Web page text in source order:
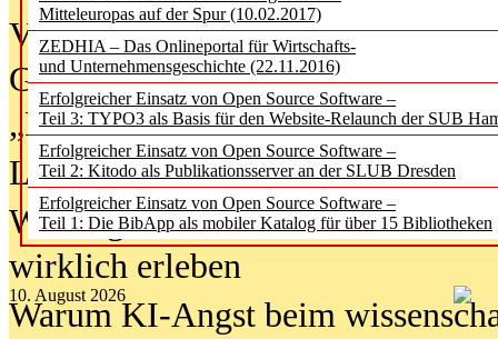
Mitteleuropas auf der Spur (10.02.2017)
ZEDHIA – Das Onlineportal für Wirtschafts-
und Unternehmensgeschichte (22.11.2016)
Erfolgreicher Einsatz von Open Source Software –
Teil 3: TYPO3 als Basis für den Website-Relaunch der SUB
Erfolgreicher Einsatz von Open Source Software –
Teil 2: Kitodo als Publikationsserver an der SLUB Dresden
Erfolgreicher Einsatz von Open Source Software –
Teil 1: Die BibApp als mobiler Katalog für über 15 Bibliotheken
10. August 2026
Von Abschlusskleidern bis
Geisterjagd-Ausrüstung in der
„Library of Things“ unterwegs
Lesen als Infrastrukturaufgabe
Wie Jugendliche Social Media
wirklich erleben
Warum KI-Angst beim